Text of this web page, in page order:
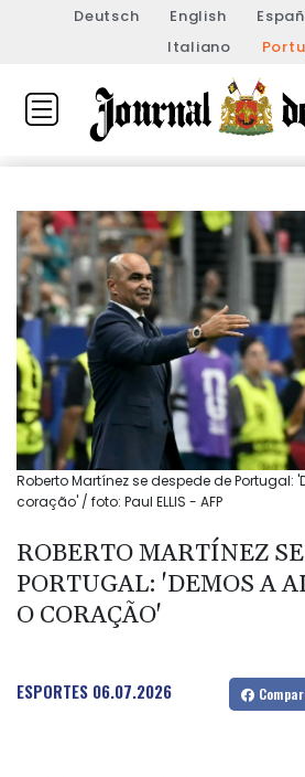
Deutsch English
Italiano
Roberto Martínez se despede de Portugal:
coração' / foto: Paul ELLIS - AFP
ROBERTO MARTÍNEZ
PORTUGAL: 'DEMOS A
O CORAÇÃO'
ESPORTES 06.07.2026